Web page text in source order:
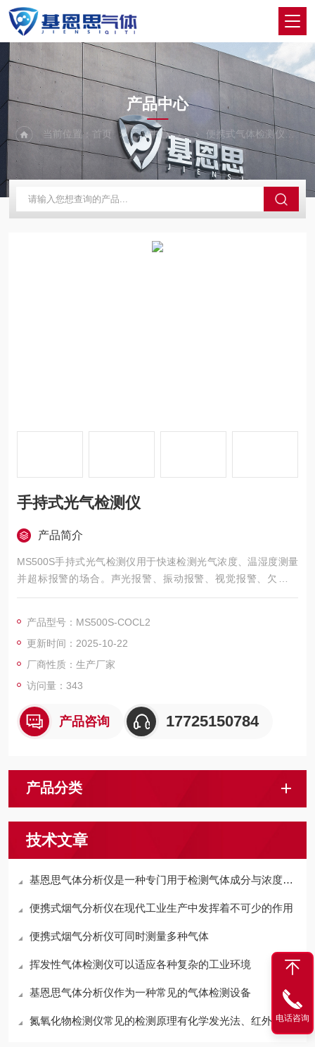
PRODUCTS CENTER
产品中心
当前位置： 首页 产品中心 便携式气体检测仪
手持式光气检测仪
产品简介
MS500S手持式光气检测仪用于快速检测光气浓度、温湿度测量
并超标报警的场合。声光报警、振动报警、视觉报警、欠压报
警、故障报警，报警时多方位立体显示报警状态。
产品型号：MS500S-COCL2
更新时间：2025-10-22
厂商性质：生产厂家
访问量：343
产品咨询 17725150784
产品分类
技术文章
基恩思气体分析仪是一种专门用于检测气体成分与浓度的设备
便携式烟气分析仪在现代工业生产中发挥着不可少的作用
便携式烟气分析仪可同时测量多种气体
挥发性气体检测仪可以适应各种复杂的工业环境
基恩思气体分析仪作为一种常见的气体检测设备
氮氧化物检测仪常见的检测原理有化学发光法、红外吸收法两种电话咨询